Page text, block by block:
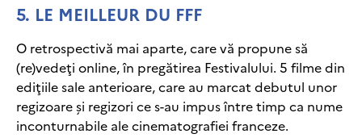
5. LE MEILLEUR DU FFF
O retrospectivă mai aparte, care vă propune să
(re)vedeţi online, în pregătirea Festivalului. 5 filme din
ediţiile sale anterioare, care au marcat debutul unor
regizoare şi regizori ce s-au impus între timp ca nume
inconturnabile ale cinematografiei franceze.